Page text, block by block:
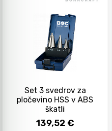
Set 3 svedrov za
pločevino HSS v ABS
škatli
139,52 €